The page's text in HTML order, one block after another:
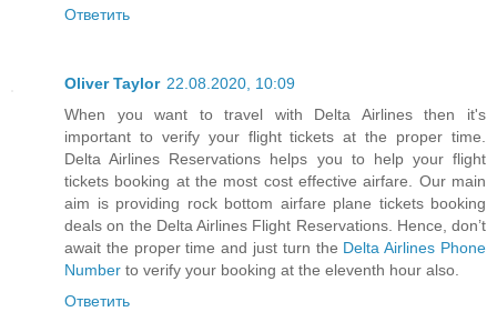
Ответить
Oliver Taylor 22.08.2020, 10:09
When you want to travel with Delta Airlines then it's
important to verify your flight tickets at the proper time.
Delta Airlines Reservations helps you to help your flight
tickets booking at the most cost effective airfare. Our main
aim is providing rock bottom airfare plane tickets booking
deals on the Delta Airlines Flight Reservations. Hence, don’t
await the proper time and just turn the Delta Airlines Phone
Number to verify your booking at the eleventh hour also.
Ответить